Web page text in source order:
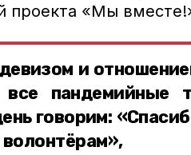
проекта «Мы
и
пандемийные
говорим: